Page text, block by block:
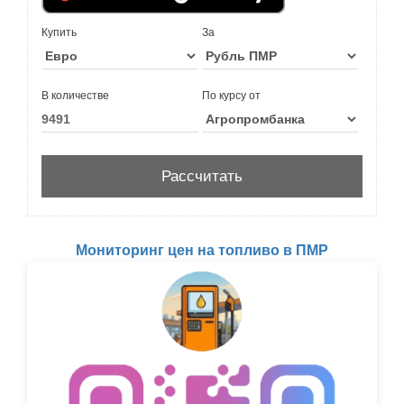
Купить За
В количестве По курсу от
Мониторинг цен на топливо в ПМР